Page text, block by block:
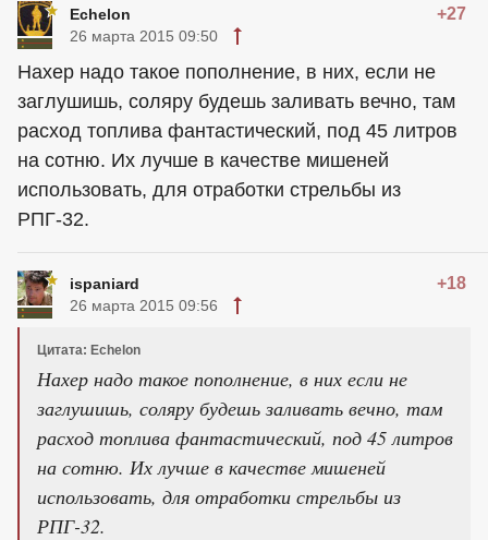
Echelon +27
26 марта 2015 09:50
Нахер надо такое пополнение, в них, если не
заглушишь, соляру будешь заливать вечно, там
расход топлива фантастический, под 45 литров
на сотню. Их лучше в качестве мишеней
использовать, для отработки стрельбы из
РПГ-32.
ispaniard +18
26 марта 2015 09:56
Цитата: Echelon
Нахер надо такое пополнение, в них если не
заглушишь, соляру будешь заливать вечно, там
расход топлива фантастический, под 45 литров
на сотню. Их лучше в качестве мишеней
использовать, для отработки стрельбы из
РПГ-32.